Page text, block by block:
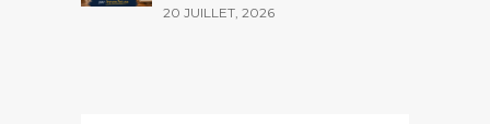
20 JUILLET, 2026